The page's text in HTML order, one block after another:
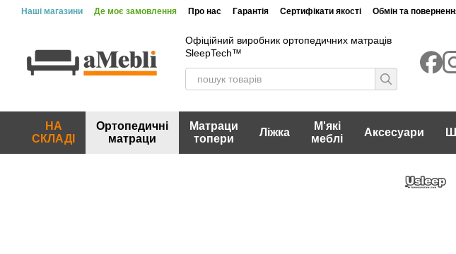
Перейти до основного контенту
Наші магазини Де моє замовлення Про нас Гарантія Сертифікати якості Обмін та
Офіційний виробник ортопедичних матраців
SleepTech™
НА
СКЛАДІ
Ортопедичні
матраци
Матраци
топери
Ліжка
М'які
меблі
Аксесуари